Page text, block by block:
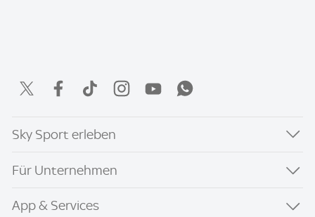
Sky Sport erleben
Für Unternehmen
App & Services